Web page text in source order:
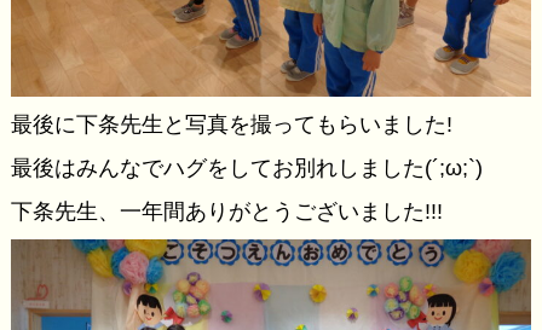
最後に下条先生と写真を撮ってもらいました!
最後はみんなでハグをしてお別れしました(´;ω;`)
下条先生、一年間ありがとうございました!!!